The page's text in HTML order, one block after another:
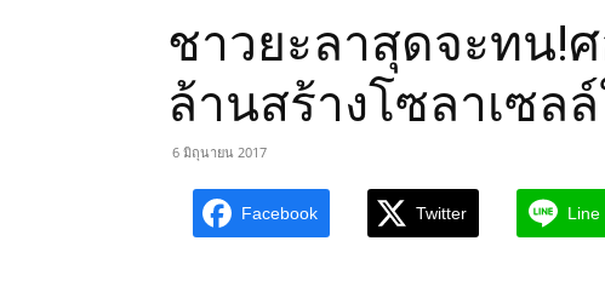
ชาวยะลาสุดจะทน!
ล้านสร้างโซลาเซล
6 มิถุนายน 2017
Facebook Twitter Line